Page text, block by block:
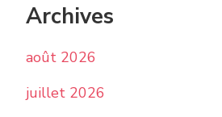
Archives
août 2026
juillet 2026